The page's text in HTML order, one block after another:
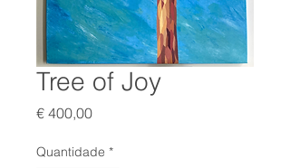
Tree of Joy
€ 400,00Preço
Quantidade *